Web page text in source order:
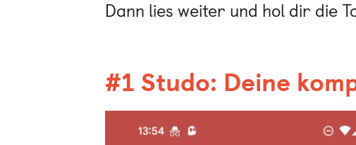
Dann lies weiter und hol dir die
#1 Studo: Deine